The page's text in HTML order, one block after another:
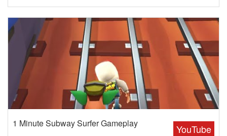
YouTube
1 Minute Subway Surfer Gameplay